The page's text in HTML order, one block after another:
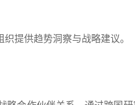
提供趋势洞察与战略建议。